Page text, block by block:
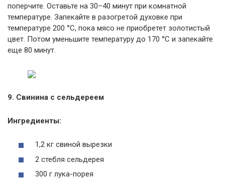
поперчите. Оставьте на 30–40 минут при комнатной
температуре. Запекайте в разогретой духовке при
температуре 200 °С, пока мясо не приобретет золотистый
цвет. Потом уменьшите температуру до 170 °С и запекайте
еще 80 минут.
9. Свинина с сельдереем
Ингредиенты:
1,2 кг свиной вырезки
2 стебля сельдерея
300 г лука-порея